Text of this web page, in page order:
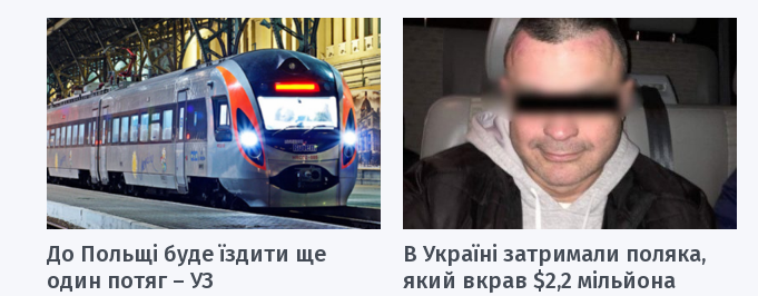
До Польщі буде їздити ще
один потяг – УЗ
В Україні затримали поляка,
який вкрав $2,2 мільйона